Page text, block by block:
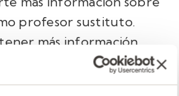
profesor sustituto.
más información
completa para
sustituto.